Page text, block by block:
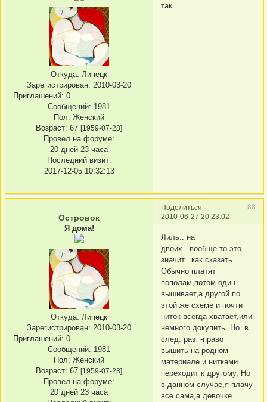
Откуда: Липецк
Зарегистрирован: 2010-03-20
Приглашений: 0
Сообщений: 1981
Пол: Женский
Возраст: 67 [1959-07-28]
Провел на форуме:
20 дней 23 часа
Последний визит:
2017-12-05 10:32:13
так..
Поделиться
88
2010-06-27 20:23:02
Островок
Я дома!
Откуда: Липецк
Зарегистрирован: 2010-03-20
Приглашений: 0
Сообщений: 1981
Пол: Женский
Возраст: 67 [1959-07-28]
Провел на форуме:
20 дней 23 часа
Лиль.. на
двоих...вообще-то это
значит...как сказать...
Обычно платят
пополам,потом один
вышивает,а другой по
этой же схеме и почти
ниток всегда хватает,или
немного докупить. Но в
след. раз -право
вышить на родном
материале и нитками
переходит к другому. Но
в данном случае,я плачу
все сама,а девочке